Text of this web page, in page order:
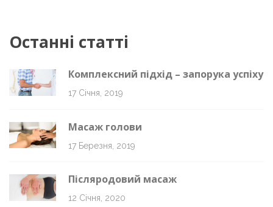
Останні статті
Комплексний підхід – запорука успіху
17 Січня, 2019
Масаж голови
17 Березня, 2019
Післяродовий масаж
12 Січня, 2020